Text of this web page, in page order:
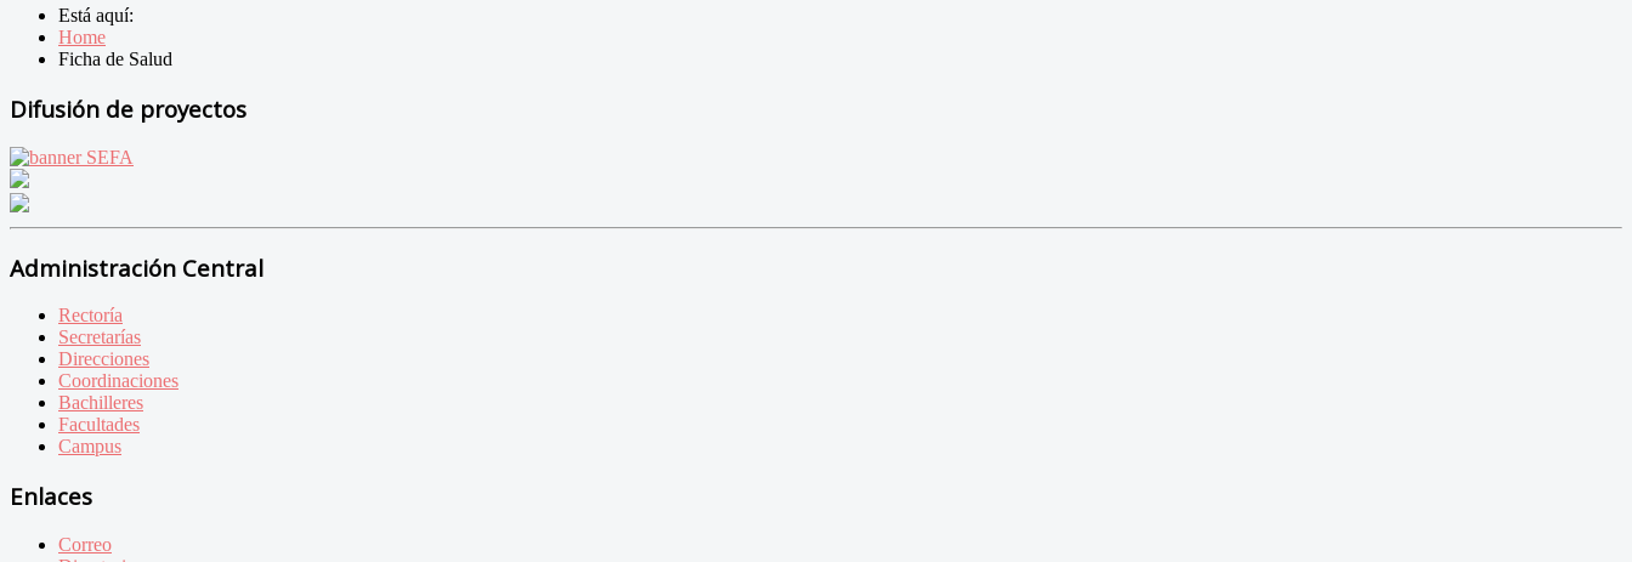
Está aquí:
Home
Ficha de Salud
Difusión de proyectos
Administración Central
Rectoría
Secretarías
Direcciones
Coordinaciones
Bachilleres
Facultades
Campus
Enlaces
Correo